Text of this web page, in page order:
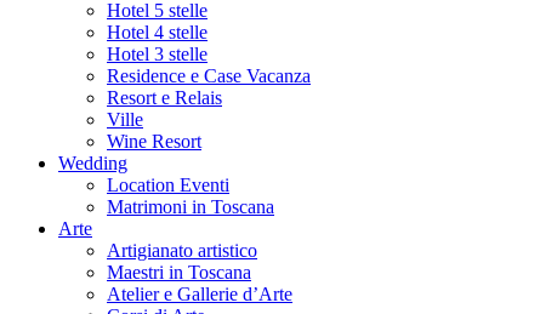
Hotel 5 stelle
Hotel 4 stelle
Hotel 3 stelle
Residence e Case Vacanza
Resort e Relais
Ville
Wine Resort
Wedding
Location Eventi
Matrimoni in Toscana
Arte
Artigianato artistico
Maestri in Toscana
Atelier e Gallerie d’Arte